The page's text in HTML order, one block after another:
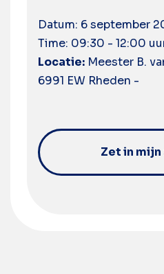
Datum: 6 september
Time: 09:30 - 12:00
Locatie: Meester B.
6991 EW Rheden -
Zet in